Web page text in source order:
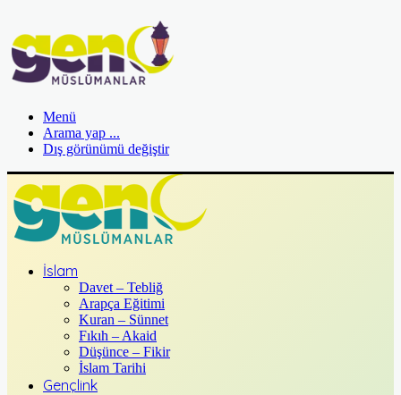
Menü
Arama yap ...
Dış görünümü değiştir
İslam
Davet – Tebliğ
Arapça Eğitimi
Kuran – Sünnet
Fıkıh – Akaid
Düşünce – Fikir
İslam Tarihi
Gençlink